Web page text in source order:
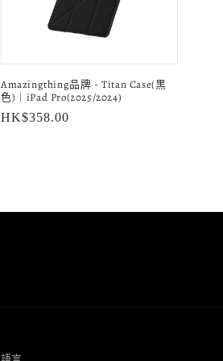
Amazingthing品牌 - Titan Case(黑
色)｜iPad Pro(2025/2024)
定
HK$358.00